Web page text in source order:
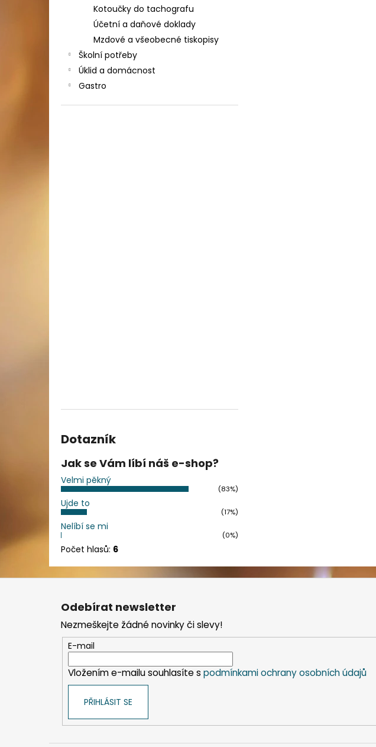
Kotoučky do tachografu
Účetní a daňové doklady
Mzdové a všeobecné tiskopisy
Školní potřeby
Úklid a domácnost
Gastro
Dotazník
Jak se Vám líbí náš e-shop?
Velmi pěkný
(83%)
Ujde to
(17%)
Nelíbí se mi
(0%)
Počet hlasů: 6
Z
Odebírat newsletter
Nezmeškejte žádné novinky či slevy!
E-mail
Vložením e-mailu souhlasíte s podmínkami ochrany osobních údajů
PŘIHLÁSIT SE